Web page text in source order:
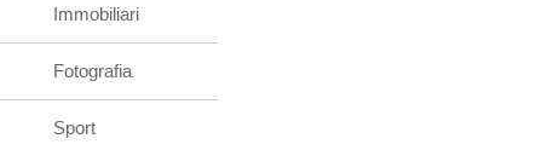
Immobiliari
Fotografia
Sport